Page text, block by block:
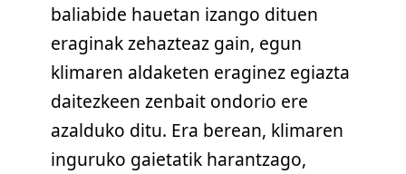
baliabide hauetan izango dituen
eraginak zehazteaz gain, egun
klimaren aldaketen eraginez egiazta
daitezkeen zenbait ondorio ere
azalduko ditu. Era berean, klimaren
inguruko gaietatik harantzago,